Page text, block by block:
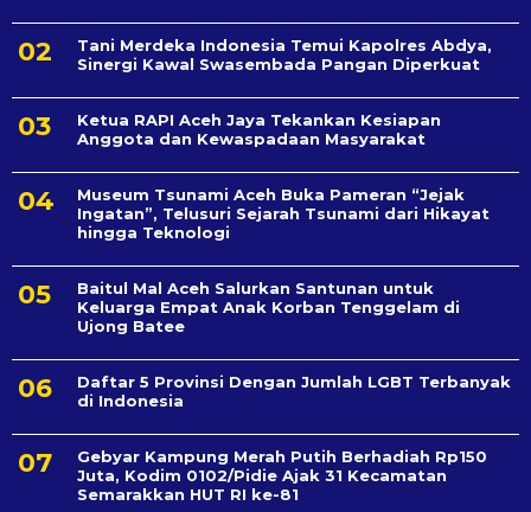
Tani Merdeka Indonesia Temui Kapolres Abdya,
Sinergi Kawal Swasembada Pangan Diperkuat
Ketua RAPI Aceh Jaya Tekankan Kesiapan
Anggota dan Kewaspadaan Masyarakat
Museum Tsunami Aceh Buka Pameran “Jejak
Ingatan”, Telusuri Sejarah Tsunami dari Hikayat
hingga Teknologi
Baitul Mal Aceh Salurkan Santunan untuk
Keluarga Empat Anak Korban Tenggelam di
Ujong Batee
Daftar 5 Provinsi Dengan Jumlah LGBT Terbanyak
di Indonesia
Gebyar Kampung Merah Putih Berhadiah Rp150
Juta, Kodim 0102/Pidie Ajak 31 Kecamatan
Semarakkan HUT RI ke-81